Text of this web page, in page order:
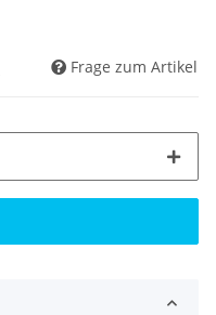
Frage zum Artikel